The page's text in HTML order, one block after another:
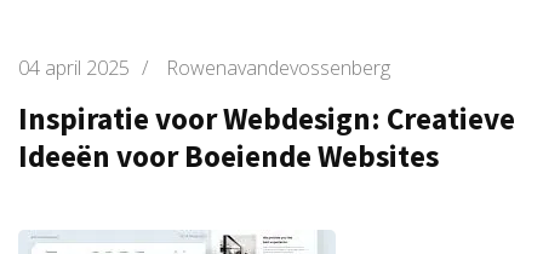
04 april 2025 / Rowenavandevossenberg
Inspiratie voor Webdesign: Creatieve
Ideeën voor Boeiende Websites